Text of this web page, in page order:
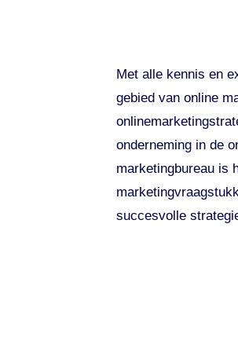
Met alle kennis en
gebied van online
onderneming in de
marketingbureau is
succesvolle